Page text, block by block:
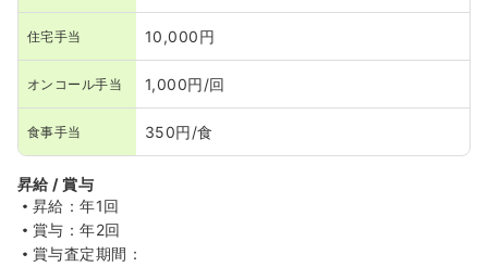
住宅手当 10,000円
オンコール手当 1,000円/回
食事手当 350円/食
昇給 / 賞与
昇給：年1回
賞与：年2回
賞与査定期間：